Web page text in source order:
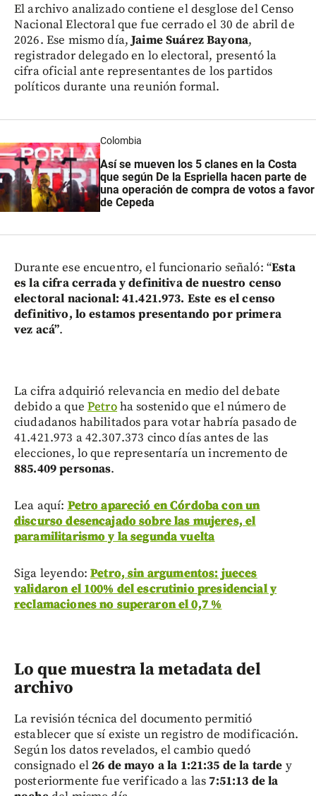
El archivo analizado contiene el desglose del Censo
Nacional Electoral que fue cerrado el 30 de abril de
2026. Ese mismo día,Jaime Suárez Bayona,
registrador delegado en lo electoral, presentó la
cifra oficial ante representantes de los partidos
políticos durante una reunión formal.
Colombia
Así se mueven los 5 clanes en la Costa
que según De la Espriella hacen parte de
una operación de compra de votos a favor
de Cepeda
Durante ese encuentro, el funcionario señaló: “Esta
es la cifra cerrada y definitiva de nuestro censo
electoral nacional: 41.421.973. Este es el censo
definitivo, lo estamos presentando por primera
vez acá”.
La cifra adquirió relevancia en medio del debate
debido a que Petroha sostenido que el número de
ciudadanos habilitados para votar habría pasado de
41.421.973 a 42.307.373 cinco días antes de las
elecciones, lo que representaría un incremento de
885.409 personas.
Lea aquí: Petro apareció en Córdoba con un
discurso desencajado sobre las mujeres, el
paramilitarismo y la segunda vuelta
Siga leyendo:Petro, sin argumentos: jueces
validaron el 100% del escrutinio presidencial y
reclamaciones no superaron el 0,7 %
Lo que muestra la metadata del
archivo
La revisión técnica del documento permitió
establecer que sí existe un registro de modificación.
Según los datos revelados, el cambio quedó
consignado el26 de mayo a la 1:21:35 de la tarde y
posteriormente fue verificado a las7:51:13 de la